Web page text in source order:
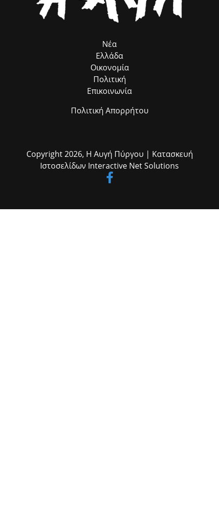
Νέα
Ελλάδα
Οικονομία
Πολιτική
Επικοινωνία
Πολιτική Απορρήτου
Copyright 2026, Η Αυγή Πύργου | Κατασκευή
Ιστοσελίδων Interactive Net Solutions